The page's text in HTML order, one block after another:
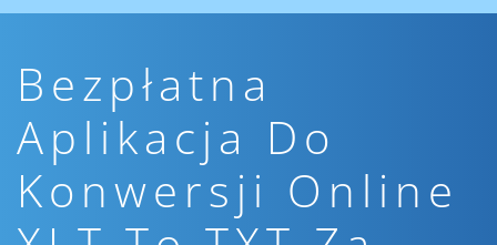
Bezpłatna
Aplikacja Do
Konwersji Online